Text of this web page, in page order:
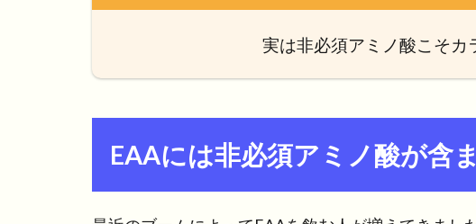
実は非必須アミノ酸こそカ
EAAには非必須アミノ酸が含